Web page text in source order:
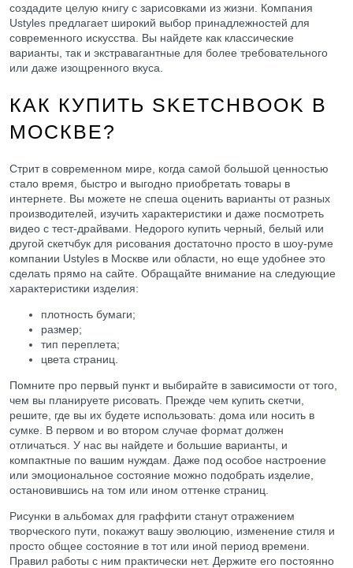
создадите целую книгу с зарисовками из жизни. Компания
Ustyles предлагает широкий выбор принадлежностей для
современного искусства. Вы найдете как классические
варианты, так и экстравагантные для более требовательного
или даже изощренного вкуса.
КАК КУПИТЬ SKETCHBOOK В
МОСКВЕ?
Стрит в современном мире, когда самой большой ценностью
стало время, быстро и выгодно приобретать товары в
интернете. Вы можете не спеша оценить варианты от разных
производителей, изучить характеристики и даже посмотреть
видео с тест-драйвами. Недорого купить черный, белый или
другой скетчбук для рисования достаточно просто в шоу-руме
компании Ustyles в Москве или области, но еще удобнее это
сделать прямо на сайте. Обращайте внимание на следующие
характеристики изделия:
плотность бумаги;
размер;
тип переплета;
цвета страниц.
Помните про первый пункт и выбирайте в зависимости от того,
чем вы планируете рисовать. Прежде чем купить скетчи,
решите, где вы их будете использовать: дома или носить в
сумке. В первом и во втором случае формат должен
отличаться. У нас вы найдете и большие варианты, и
компактные по вашим нуждам. Даже под особое настроение
или эмоциональное состояние можно подобрать изделие,
остановившись на том или ином оттенке страниц.
Рисунки в альбомах для граффити станут отражением
творческого пути, покажут вашу эволюцию, изменение стиля и
просто общее состояние в тот или иной период времени.
Правил работы с ним практически нет. Держите его постоянно